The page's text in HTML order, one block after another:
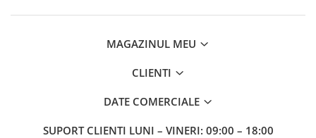
MAGAZINUL MEU
CLIENTI
DATE COMERCIALE
SUPORT CLIENTI LUNI – VINERI: 09:00 – 18:00